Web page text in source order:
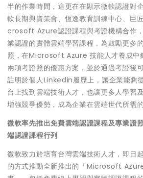
半的作業時間，這更在在顯示微軟認證對
軟長期與資策會、恆逸教育訓練中心、巨
crosoft Azure認證課程與考證機構合作
業認證的實體雲端學習課程，為鼓勵更多
照，在Microsoft Azure 技能人才養成中
兩項考證照的優惠方案，並於通過考證後
註明於個人Linkedin履歷上，讓企業能夠
台上找到雲端技術人才，也讓更多人學習
增強競爭優勢，成為企業在雲端世代所需
微軟率先推出免費雲端認證課程及專業證
端認證課程行列
微軟致力於培育台灣雲端技術人才，即日
的方式推動全新推出的「Microsoft